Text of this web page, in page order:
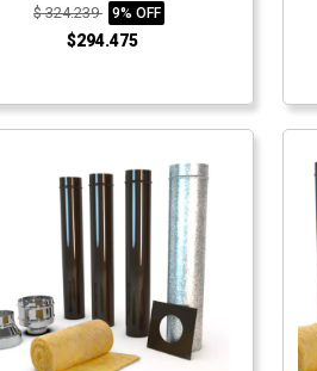
$ 324.239 9% OFF
$294.475